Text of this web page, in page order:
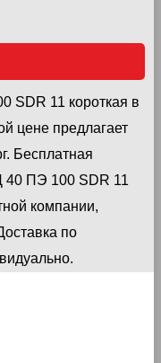
SDR 11 короткая в
цене предлагает
Бесплатная
40 ПЭ 100 SDR 11
компании,
по